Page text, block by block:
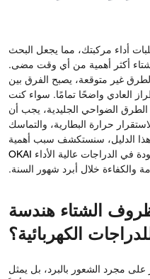
أداء مركبتك، مما يجعل البحث
أكثر أهمية من أي وقت مضى.
غير متوقعة، يصبح الفرق بين
العادي واضحًا تمامًا. سواء كنت
الطرق الضواحي الجليدية، يجب أن
حرارة البطارية، والتماسك
هذا الدليل، سنستكشف سبب أهمية
في الدراجات عالية الأداء
OKAI
والكفاءة خلال أبرد شهور السنة.
الشتاء هندسة
الكهربائية؟
مجرد الشعور بالبرد، بل يمثل